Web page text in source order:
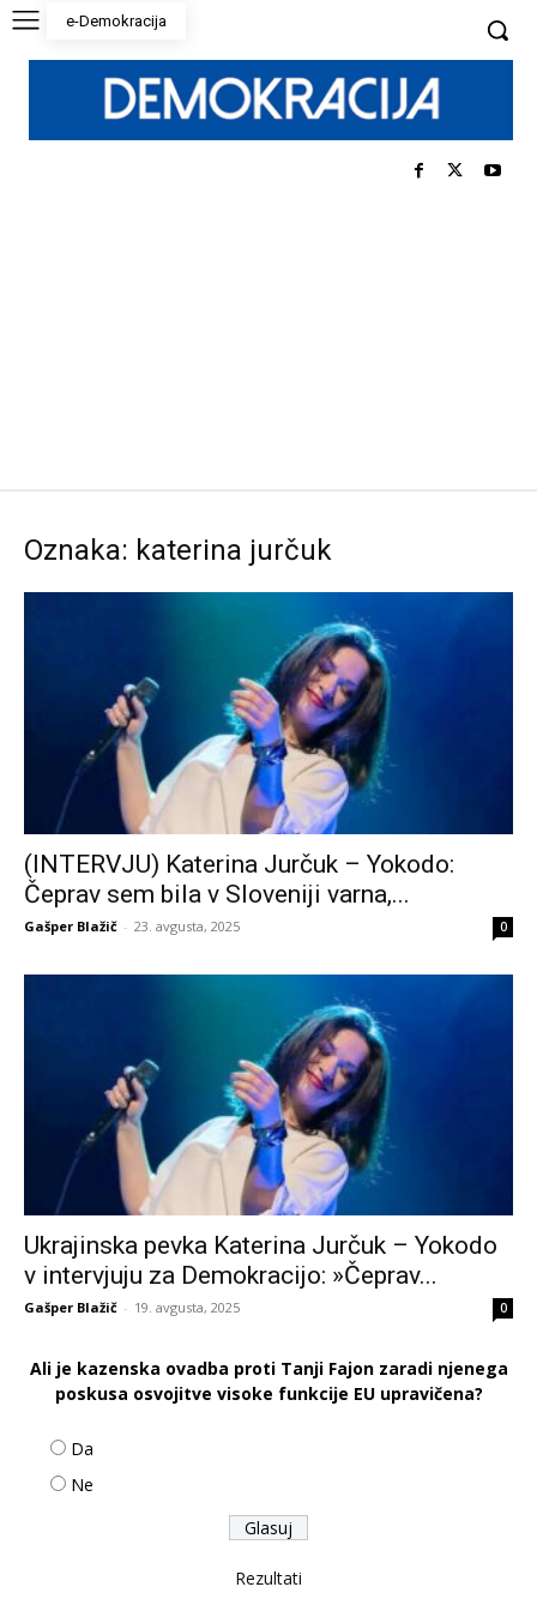
e-Demokracija
Oznaka: katerina jurčuk
(INTERVJU) Katerina Jurčuk – Yokodo:
Čeprav sem bila v Sloveniji varna,...
Gašper Blažič - 23. avgusta, 2025 0
Ukrajinska pevka Katerina Jurčuk – Yokodo
v intervjuju za Demokracijo: »Čeprav...
Gašper Blažič - 19. avgusta, 2025 0
Ali je kazenska ovadba proti Tanji Fajon zaradi njenega
poskusa osvojitve visoke funkcije EU upravičena?
Da
Ne
Rezultati